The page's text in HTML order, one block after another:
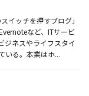
イッチを押すブログ」
など、ITサービ
ジネスやライフスタイ
いる。本業はホ...